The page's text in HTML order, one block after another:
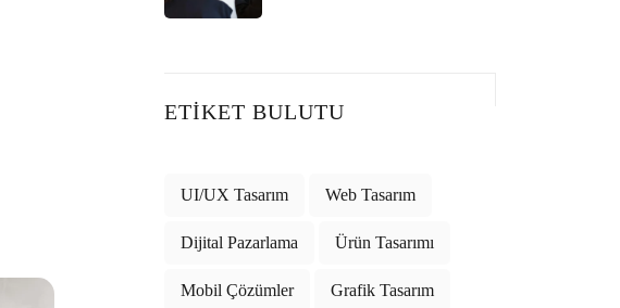
ETIKET BULUTU
UI/UX Tasarım Web Tasarım
Dijital Pazarlama Ürün Tasarımı
Mobil Çözümler Grafik Tasarım